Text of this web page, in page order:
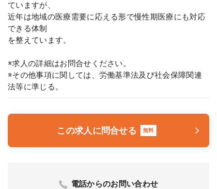
ていますが、
近年は地域の医療需要に応える形で慢性期医療にも対応
できる体制
を整えています。
※求人の詳細はお問合せください。
※その他事項に関しては、労働基準法及び社会保障関連
法等に準じる。
この求人に問合せる 無料
電話からのお問い合わせ